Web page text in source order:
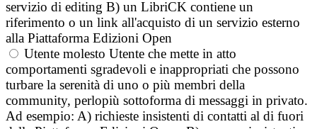
servizio di editing B) un LibriCK contiene un
riferimento o un link all'acquisto di un servizio esterno
alla Piattaforma Edizioni Open
Utente molesto Utente che mette in atto
comportamenti sgradevoli e inappropriati che possono
turbare la serenità di uno o più membri della
community, perlopiù sottoforma di messaggi in privato.
Ad esempio: A) richieste insistenti di contatti al di fuori